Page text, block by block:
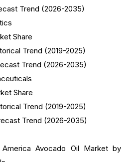
Trend (2026-2035)
Share
Trend (2019-2025)
Trend (2026-2035)
Share
Trend (2019-2025)
Trend (2026-2035)
Avocado Oil Market by